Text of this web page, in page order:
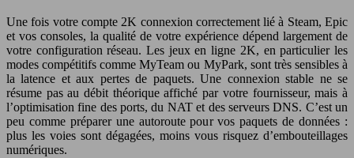
Une fois votre compte 2K connexion correctement lié à Steam, Epic
et vos consoles, la qualité de votre expérience dépend largement de
votre configuration réseau. Les jeux en ligne 2K, en particulier les
modes compétitifs comme MyTeam ou MyPark, sont très sensibles à
la latence et aux pertes de paquets. Une connexion stable ne se
résume pas au débit théorique affiché par votre fournisseur, mais à
l’optimisation fine des ports, du NAT et des serveurs DNS. C’est un
peu comme préparer une autoroute pour vos paquets de données :
plus les voies sont dégagées, moins vous risquez d’embouteillages
numériques.